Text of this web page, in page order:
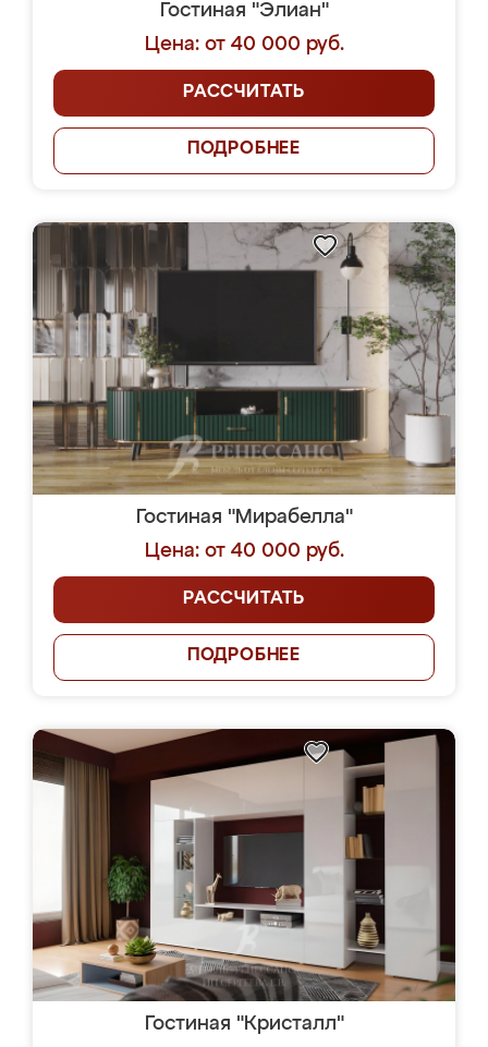
Гостиная "Элиан"
Цена: от 40 000 руб.
РАССЧИТАТЬ
ПОДРОБНЕЕ
Гостиная "Мирабелла"
Цена: от 40 000 руб.
РАССЧИТАТЬ
ПОДРОБНЕЕ
Гостиная "Кристалл"